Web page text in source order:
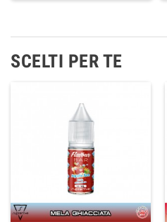
SCELTI PER TE